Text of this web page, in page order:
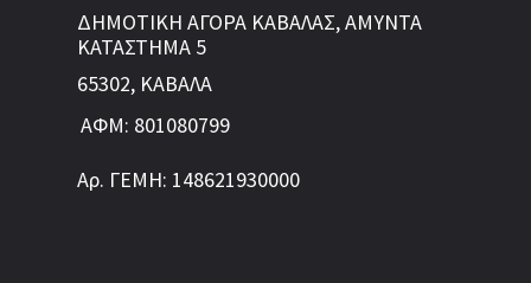
ΔΗΜΟΤΙΚΗ ΑΓΟΡΑ ΚΑΒΑΛΑΣ, ΑΜΥΝΤΑ
ΚΑΤΑΣΤΗΜΑ 5
65302, ΚΑΒΑΛΑ
ΑΦΜ: 801080799
Αρ. ΓΕΜΗ: 148621930000